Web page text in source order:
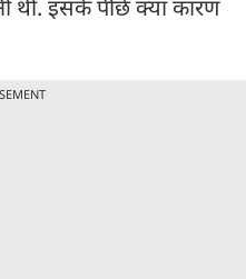
थी. इसके पीछे क्या कारण